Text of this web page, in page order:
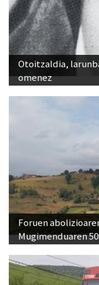
Otoitzaldia,
omenez
Foruen
Mugimenduaren